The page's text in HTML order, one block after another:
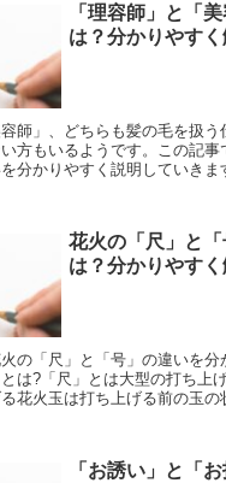
「理容師」と「
は？分かりやす
容師」、どちらも髪の毛を扱
方もいるようです。この記事
を分かりやすく説明していきま
花火の「尺」と
は？分かりやす
の「尺」と「号」の違いを分
は?「尺」とは大型の打ち上
花火玉は打ち上げる前の玉の
「お誘い」と「